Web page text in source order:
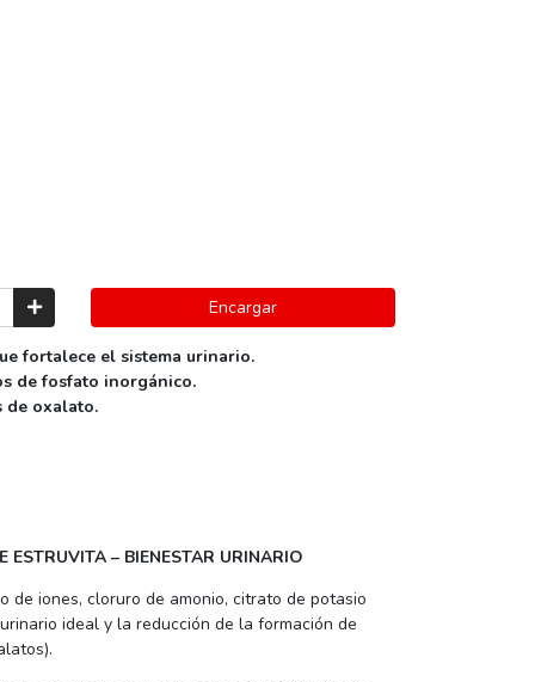
Encargar
fortalece el sistema urinario.
de fosfato inorgánico.
de oxalato.
ESTRUVITA – BIENESTAR URINARIO
de iones, cloruro de amonio, citrato de potasio
ideal y la reducción de la formación de